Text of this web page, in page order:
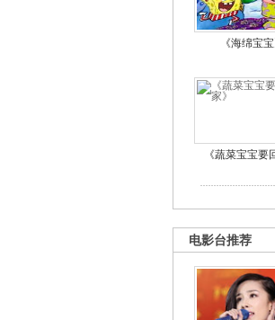
《海绵宝宝
《蔬菜宝宝要
电影台推荐